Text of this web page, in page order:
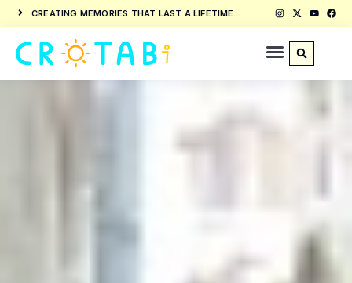
CREATING MEMORIES THAT LAST A LIFETIME